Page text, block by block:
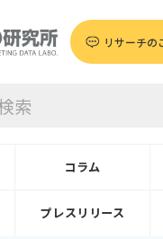
リサーチの
コラム
プレスリリース